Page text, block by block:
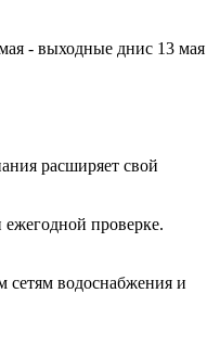
- выходные днис 13 мая
расширяет свой
проверке.
водоснабжения и